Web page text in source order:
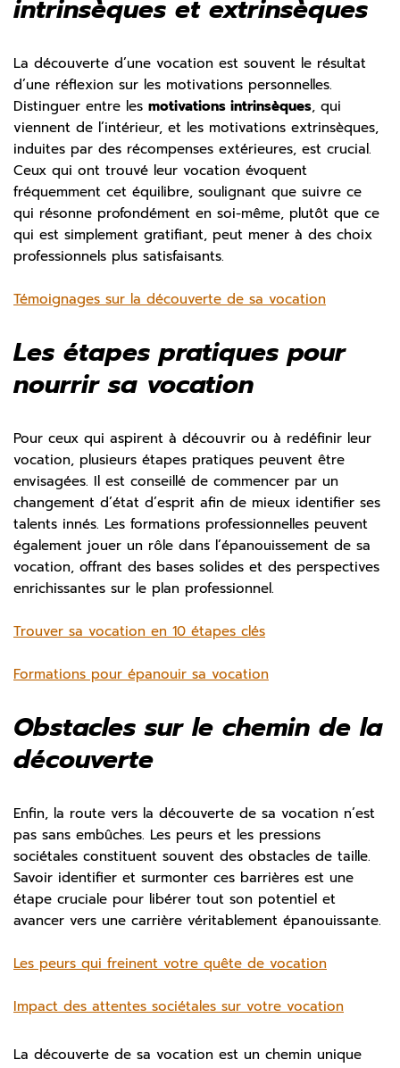
intrinsèques et extrinsèques
La découverte d’une vocation est souvent le résultat
d’une réflexion sur les motivations personnelles.
Distinguer entre les motivations intrinsèques, qui
viennent de l’intérieur, et les motivations extrinsèques,
induites par des récompenses extérieures, est crucial.
Ceux qui ont trouvé leur vocation évoquent
fréquemment cet équilibre, soulignant que suivre ce
qui résonne profondément en soi-même, plutôt que ce
qui est simplement gratifiant, peut mener à des choix
professionnels plus satisfaisants.
Témoignages sur la découverte de sa vocation
Les étapes pratiques pour
nourrir sa vocation
Pour ceux qui aspirent à découvrir ou à redéfinir leur
vocation, plusieurs étapes pratiques peuvent être
envisagées. Il est conseillé de commencer par un
changement d’état d’esprit afin de mieux identifier ses
talents innés. Les formations professionnelles peuvent
également jouer un rôle dans l’épanouissement de sa
vocation, offrant des bases solides et des perspectives
enrichissantes sur le plan professionnel.
Trouver sa vocation en 10 étapes clés
Formations pour épanouir sa vocation
Obstacles sur le chemin de la
découverte
Enfin, la route vers la découverte de sa vocation n’est
pas sans embûches. Les peurs et les pressions
sociétales constituent souvent des obstacles de taille.
Savoir identifier et surmonter ces barrières est une
étape cruciale pour libérer tout son potentiel et
avancer vers une carrière véritablement épanouissante.
Les peurs qui freinent votre quête de vocation
Impact des attentes sociétales sur votre vocation
La découverte de sa vocation est un chemin unique